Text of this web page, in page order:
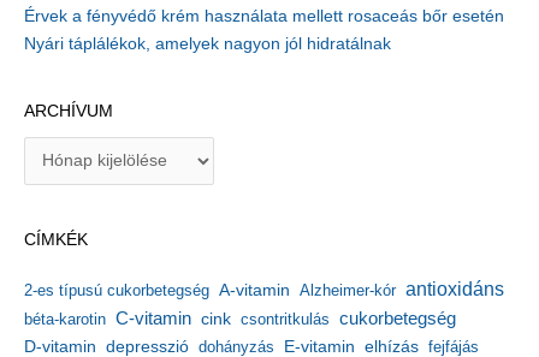
Érvek a fényvédő krém használata mellett rosaceás bőr esetén
Nyári táplálékok, amelyek nagyon jól hidratálnak
ARCHÍVUM
í
u
m
CÍMKÉK
2-es típusú cukorbetegség A-vitamin Alzheimer-kór antioxidáns
béta-karotin C-vitamin cink csontritkulás cukorbetegség
D-vitamin depresszió dohányzás E-vitamin elhízás fejfájás